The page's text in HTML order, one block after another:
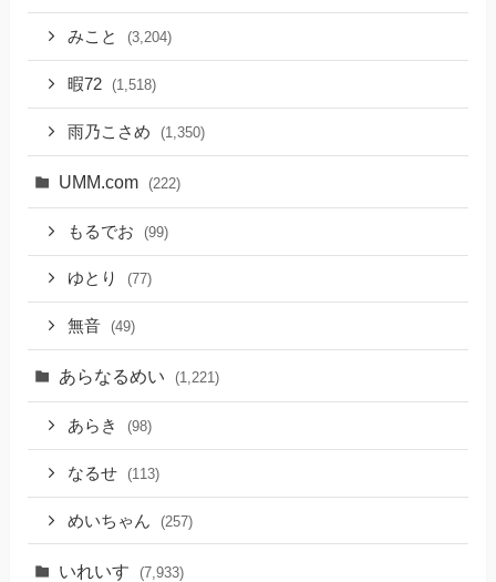
みこと (3,204)
暇72 (1,518)
雨乃こさめ (1,350)
UMM.com (222)
もるでお (99)
ゆとり (77)
無音 (49)
あらなるめい (1,221)
あらき (98)
なるせ (113)
めいちゃん (257)
いれいす (7,933)